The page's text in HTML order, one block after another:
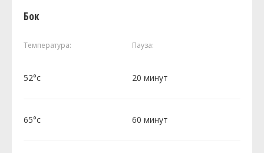
Бок
Температура: Пауза:
52°c 20 минут
65°c 60 минут